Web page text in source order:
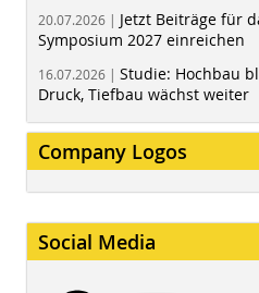
20.07.2026 | Jetzt Beiträge für
Symposium 2027 einreichen
16.07.2026 | Studie: Hochbau
Druck, Tiefbau wächst weiter
Company Logos
Social Media